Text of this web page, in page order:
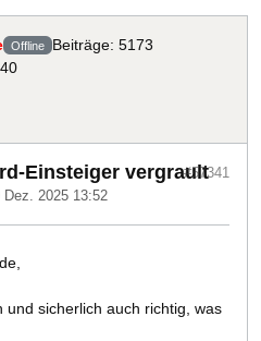
Offline Beiträge: 5173
Einsteiger vergrault
Dez. 2025 13:52
#57341
sicherlich auch richtig, was